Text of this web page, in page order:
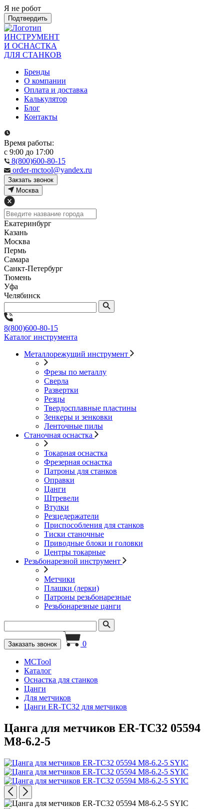
Я не робот
Подтвердить
ИНСТРУМЕНТ
И ОСНАСТКА
ДЛЯ СТАНКОВ
Бренды
О компании
Оплата и доставка
Калькулятор
Блог
Контакты
Время работы:
с 9:00 до 17:00
8(800)600-80-15
order-mctool@yandex.ru
Закзать звонок
Москва
Екатеринбург
Казань
Москва
Пермь
Самара
Санкт-Петербург
Тюмень
Уфа
Челябинск
8(800)600-80-15
Каталог инструмента
Металлорежущий инструмент
Фрезы по металлу
Сверла
Развертки
Резцы
Твердосплавные пластины
Зенкеры и зенковки
Ленточные пилы
Станочная оснастка
Токарная оснастка
Фрезерная оснастка
Патроны для станков
Оправки
Цанги
Штревели
Втулки
Резцедержатели
Приспособления для станков
Тиски станочные
Приводные блоки и головки
Центры токарные
Резьбонарезной инструмент
Метчики
Плашки (лерки)
Патроны резьбонарезные
Резьбонарезные цанги
Заказать звонок 0
MCTool
Каталог
Оснастка для станков
Цанги
Для метчиков
Цанги ER-TC32 для метчиков
Цанга для метчиков ER-TC32 05594
M8-6.2-5